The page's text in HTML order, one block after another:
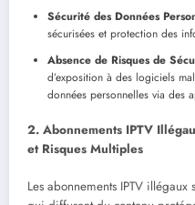
Sécurité des Données
sécurisées et protection des
Absence de Risques de
d’exposition à des logiciels
données personnelles via des
2. Abonnements IPTV
et Risques Multiples
Les abonnements IPTV